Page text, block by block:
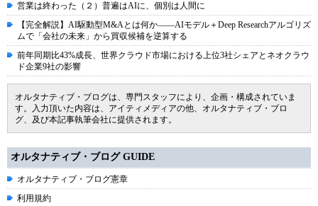
営業は終わった（２）普遍はAIに、個別は人間に
【完全解説】AI駆動型M&Aとは何か――AIモデル＋Deep Researchアルゴリズ
ムで「会社の未来」から買収候補を逆算する
前年同期比43%成長、世界クラウド市場における上位3社シェアとネオクラウ
ド企業9社の影響
オルタナティブ・ブログは、専門スタッフにより、企画・構成されていま
す。入力頂いた内容は、アイティメディアの他、オルタナティブ・ブロ
グ、及び本記事執筆会社に提供されます。
オルタナティブ・ブログ GUIDE
オルタナティブ・ブログ憲章
利用規約